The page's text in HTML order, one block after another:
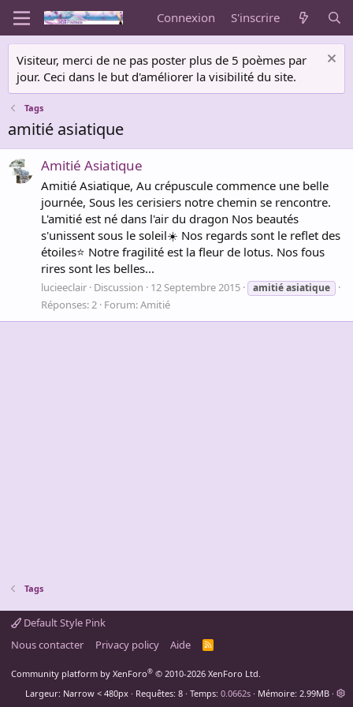
Connexion S'inscrire
Visiteur, merci de ne pas poster plus de 5 poèmes par
jour. Ceci dans le but d'améliorer la visibilité du site.
Tags
amitié asiatique
Amitié Asiatique
Amitié Asiatique, Au crépuscule commence une belle
journée, Sous les cerisiers notre chemin se rencontre.
L'amitié est né dans l'air du dragon Nos beautés
s'unissent sous le soleil☀️ Nos regards sont le reflet des
étoiles⭐️ Notre fragilité est la fleur de lotus. Nos fous
rires sont les belles...
lucieeclair Discussion 12 Septembre 2015 amitiéasiatique
Réponses: 2 Forum:Amitié
Tags
Default Style Pink
Nous contacter
Privacy policy Aide
R
Community platform by XenForo® © 2010-2026 XenForo Ltd.
Largeur
Requêtes 8 Temps 0.0662s Mémoire 2.99MB